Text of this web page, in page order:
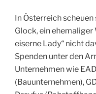
In Österreich
Glock, ein
eiserne Lady“ nicht
Spenden unter den
Unternehmen wie
(Bauunternehmen),